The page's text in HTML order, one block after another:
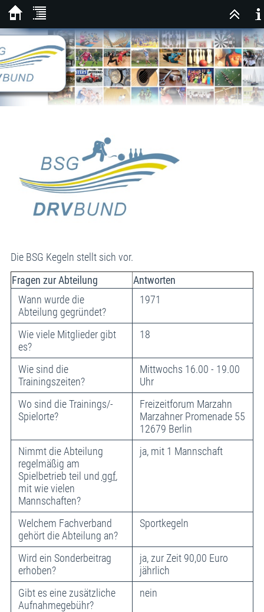
Die BSG Kegeln stellt sich vor.
Fragen zur Abteilung
Antworten
Wann wurde die
Abteilung gegründet?
1971
Wie viele Mitglieder gibt
es?
18
Wie sind die
Trainingszeiten?
Mittwochs 16.00 - 19.00
Uhr
Wo sind die Trainings/-
Spielorte?
Freizeitforum Marzahn
Marzahner Promenade 55
12679 Berlin
Nimmt die Abteilung
regelmäßig am
Spielbetrieb teil und ggf.
mit wie vielen
Mannschaften?
ja, mit 1 Mannschaft
Welchem Fachverband
gehört die Abteilung an?
Sportkegeln
Wird ein Sonderbeitrag
erhoben?
ja, zur Zeit 90,00 Euro
jährlich
Gibt es eine zusätzliche
Aufnahmegebühr?
nein